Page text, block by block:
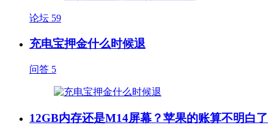
论坛 59
充电宝押金什么时候退
问答 5
12GB内存还是M14屏幕？苹果的账算不明白了